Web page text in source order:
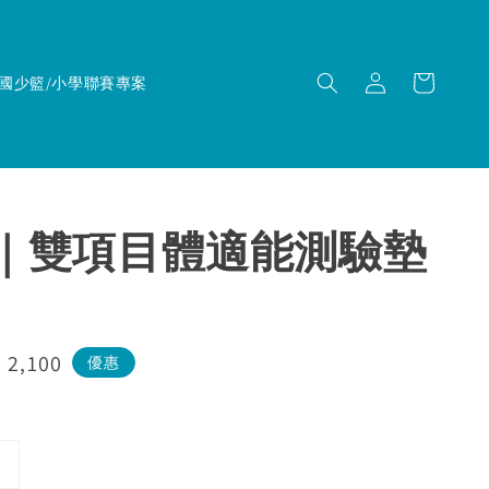
少籃/小學聯賽專案
雙項目體適能測驗墊
2,100 優惠